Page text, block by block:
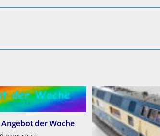
Angebot der Woche